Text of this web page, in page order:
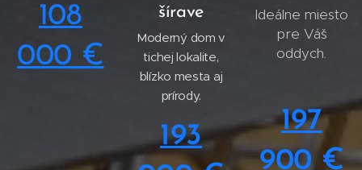
108
000 €
šírave
Moderný dom v
tichej lokalite,
blízko mesta aj
prírody.
193
Ideálne miesto
pre Váš
oddych.
197
900 €